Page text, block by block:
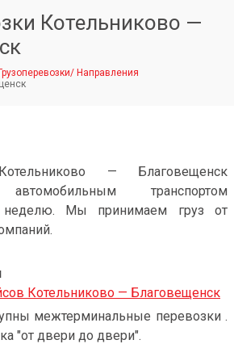
Котельниково —
Грузоперевозки/ Направления
— Благовещенск
автомобильным транспортом
неделю. Мы принимаем груз от
Котельниково — Благовещенск
межтерминальные перевозки .
"от двери до двери".